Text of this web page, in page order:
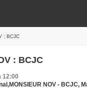
: BCJC
: BCJC
12:00
NOV - BCJC,